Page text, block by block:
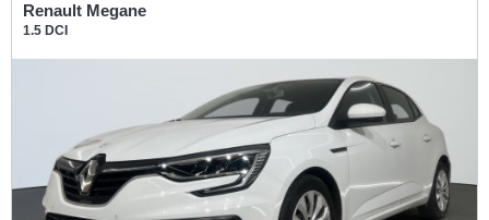
Renault Megane
1.5 DCI